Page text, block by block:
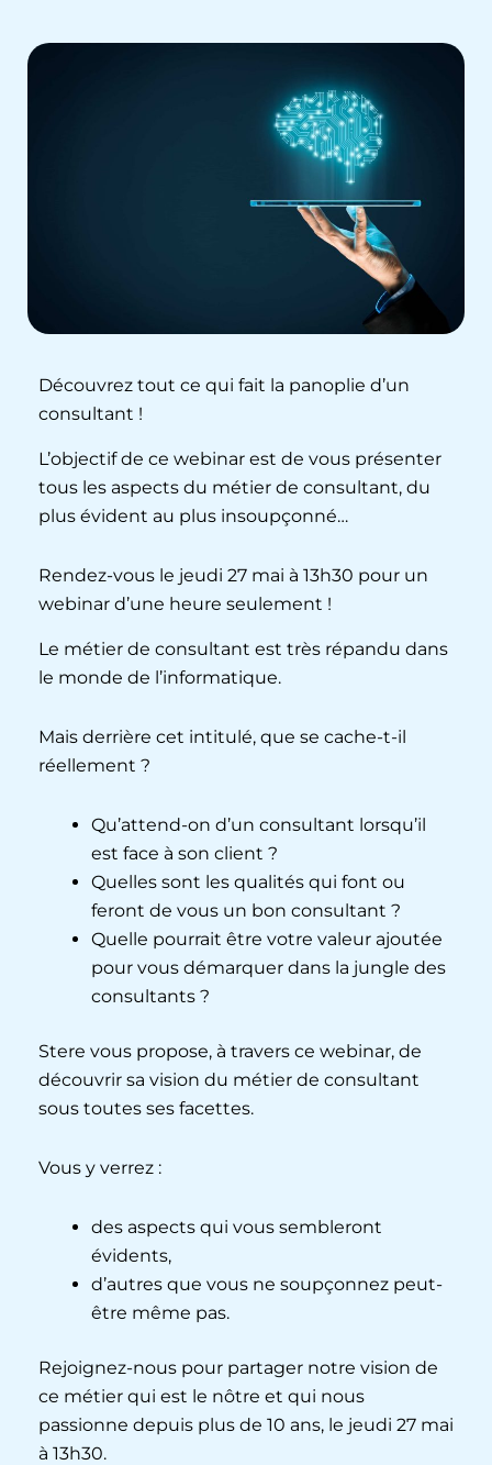
Découvrez tout ce qui fait la panoplie d’un
consultant !
L’objectif de ce webinar est de vous présenter
tous les aspects du métier de consultant, du
plus évident au plus insoupçonné…
Rendez-vous le jeudi 27 mai à 13h30 pour un
webinar d’une heure seulement !
Le métier de consultant est très répandu dans
le monde de l’informatique.
Mais derrière cet intitulé, que se cache-t-il
réellement ?
Qu’attend-on d’un consultant lorsqu’il
est face à son client ?
Quelles sont les qualités qui font ou
feront de vous un bon consultant ?
Quelle pourrait être votre valeur ajoutée
pour vous démarquer dans la jungle des
consultants ?
Stere vous propose, à travers ce webinar, de
découvrir sa vision du métier de consultant
sous toutes ses facettes.
Vous y verrez :
des aspects qui vous sembleront
évidents,
d’autres que vous ne soupçonnez peut-
être même pas.
Rejoignez-nous pour partager notre vision de
ce métier qui est le nôtre et qui nous
passionne depuis plus de 10 ans, le jeudi 27 mai
à 13h30.